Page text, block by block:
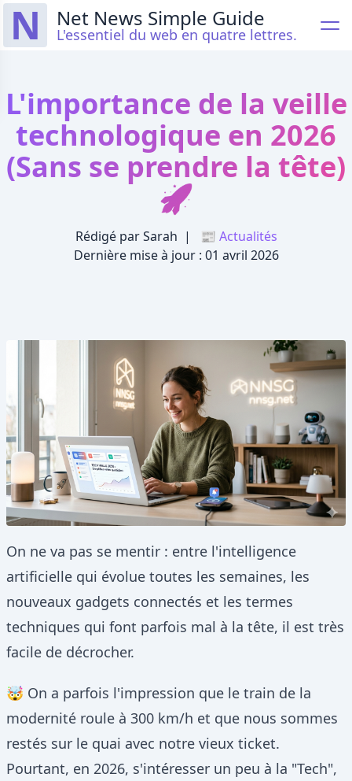
N Net News Simple Guide
L'essentiel du web en quatre lettres.
L'importance de la veille
technologique en 2026
(Sans se prendre la tête)
🚀
Rédigé par Sarah |
📰 Actualités
Dernière mise à jour : 01 avril 2026
On ne va pas se mentir : entre l'intelligence
artificielle qui évolue toutes les semaines, les
nouveaux gadgets connectés et les termes
techniques qui font parfois mal à la tête, il est très
facile de décrocher.
🤯 On a parfois l'impression que le train de la
modernité roule à 300 km/h et que nous sommes
restés sur le quai avec notre vieux ticket.
Pourtant, en 2026, s'intéresser un peu à la "Tech",